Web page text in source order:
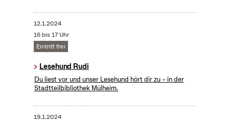
12.1.2024
16 bis 17 Uhr
Eintritt frei
Lesehund Rudi
Du liest vor und unser Lesehund hört dir zu – in der
Stadtteilbibliothek Mülheim.
19.1.2024